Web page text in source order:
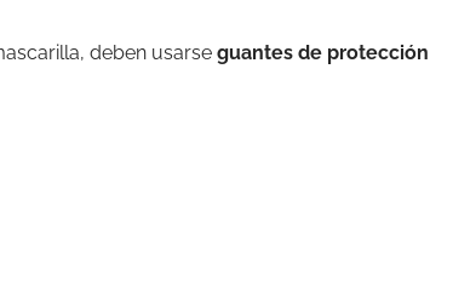
deben usarse guantes de protección